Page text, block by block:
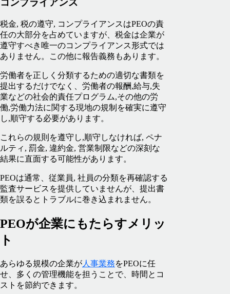
コンプライアンス
税金, 税の遵守, コンプライアンスはPEOの責
任の大部分を占めていますが、税金は企業が
遵守すべき唯一のコンプライアンス形式では
ありません。この他に報告義務もあります。
労働者を正しく分類するための適切な書類を
提出するだけでなく、労働者の報酬,給与,失
業などの社会的責任プログラム,その他の労
働,労働力法に関する現地の規制を確実に遵守
し,順守する必要があります。
これらの規則を遵守し,順守しなければ, ペナ
ルティ, 罰金, 違約金, 営業制限などの深刻な
結果に直面する可能性があります。
PEOは通常、従業員, 社員の分類を再確認する
監査サービスを提供していませんが、提出書
類を誤るとトラブルに巻き込まれません。
PEOが企業にもたらすメリッ
ト
あらゆる規模の企業が人事業務をPEOに任
せ、多くの管理機能を担うことで、時間とコ
ストを節約できます。